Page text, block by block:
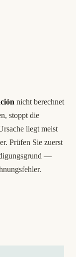
nicht berechnet
stoppt die
liegt meist
Prüfen Sie zuerst
—